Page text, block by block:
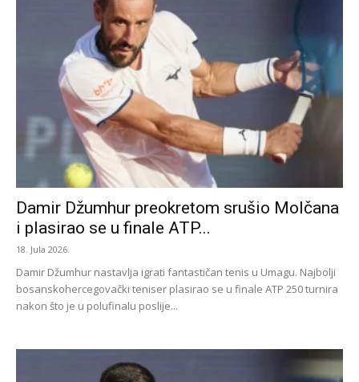
Damir Džumhur preokretom srušio Molčana
i plasirao se u finale ATP...
18. Jula 2026.
Damir Džumhur nastavlja igrati fantastičan tenis u Umagu. Najbolji
bosanskohercegovački teniser plasirao se u finale ATP 250 turnira
nakon što je u polufinalu poslije...